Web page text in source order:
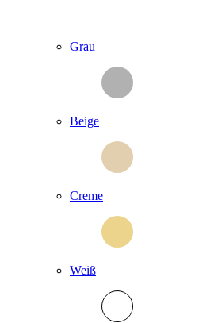
Grau
Beige
Creme
Weiß